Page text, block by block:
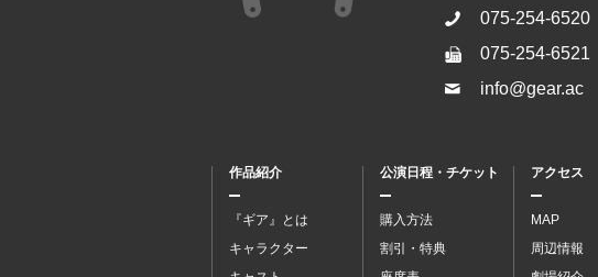
075-254-6520
075-254-6521
info@gear.ac
作品紹介
『ギア』とは
キャラクター
公演日程・チケット
購入方法
割引・特典
アクセス
MAP
周辺情報